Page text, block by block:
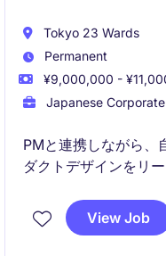
Tokyo 23 Wards
Permanent
¥9,000,000 -
Japanese Corporate
PMと連携しながら、
ダクトデザインをリ
単なる制作業務では
View Job